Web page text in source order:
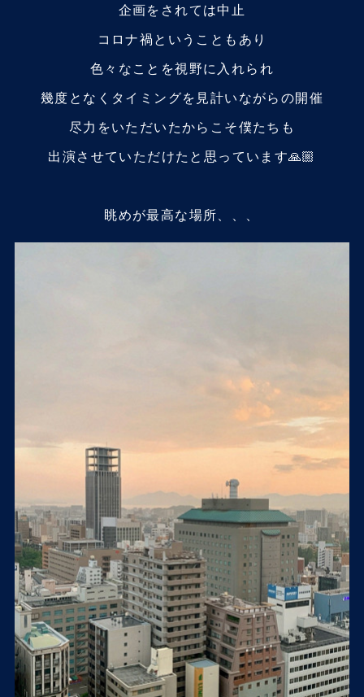
企画をされては中止
コロナ禍ということもあり
色々なことを視野に入れられ
幾度となくタイミングを見計いながらの開催
尽力をいただいたからこそ僕たちも
出演させていただけたと思っています🙏🏼
眺めが最高な場所、、、